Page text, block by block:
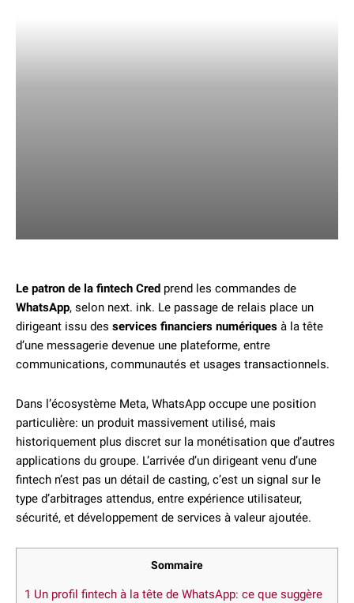
Le patron de la fintech Cred prend les commandes de
WhatsApp, selon next. ink. Le passage de relais place un
dirigeant issu des services financiers numériques à la tête
d’une messagerie devenue une plateforme, entre
communications, communautés et usages transactionnels.
Dans l’écosystème Meta, WhatsApp occupe une position
particulière: un produit massivement utilisé, mais
historiquement plus discret sur la monétisation que d’autres
applications du groupe. L’arrivée d’un dirigeant venu d’une
fintech n’est pas un détail de casting, c’est un signal sur le
type d’arbitrages attendus, entre expérience utilisateur,
sécurité, et développement de services à valeur ajoutée.
Sommaire
1 Un profil fintech à la tête de WhatsApp: ce que suggère